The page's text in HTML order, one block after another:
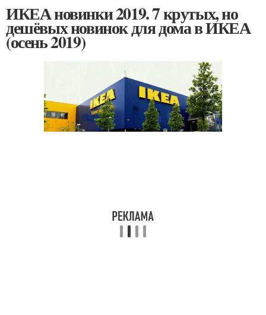
ИКЕА новинки 2019. 7 крутых, но
дешёвых новинок для дома в ИКЕА
(осень 2019)